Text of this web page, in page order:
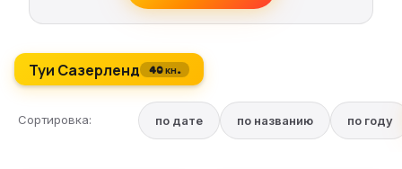
Туи Сазерленд 40 кн.
Сортировка: по дате по названию по году